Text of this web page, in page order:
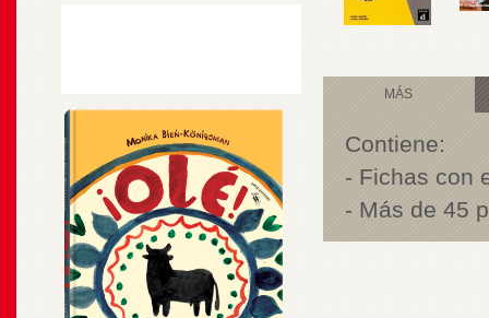
MÁS
Contiene:
- Fichas con
- Más de 45